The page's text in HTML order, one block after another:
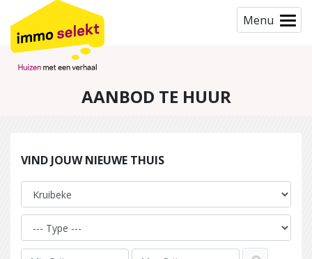
Menu
AANBOD TE HUUR
VIND JOUW NIEUWE THUIS